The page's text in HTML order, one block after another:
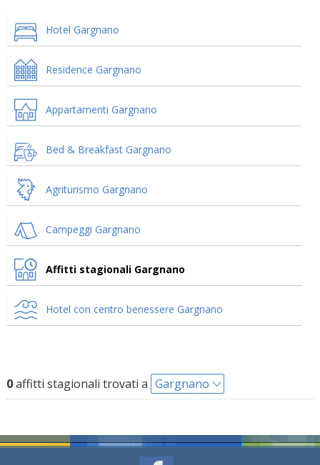
Hotel Gargnano
Residence Gargnano
Appartamenti Gargnano
Bed & Breakfast Gargnano
Agriturismo Gargnano
Campeggi Gargnano
Affitti stagionali Gargnano
Hotel con centro benessere Gargnano
0affitti stagionali trovati a Gargnano